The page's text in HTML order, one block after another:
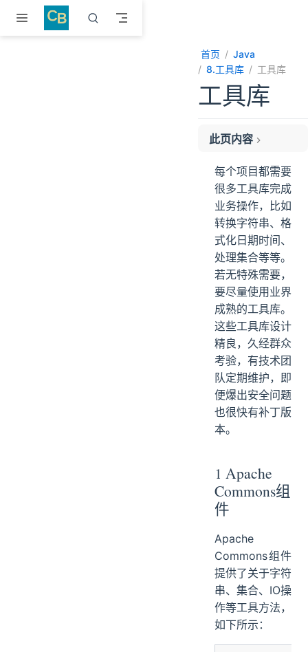
跳至主要內容
首页
Java
8.工具库
工具库
工具库
此页内容
2 Joda-Time
3 Google Guava
7.1 Fastjson2
3 Hutool
4 Lombok
每个项目都需要
很多工具库完成
业务操作，比如
转换字符串、格
式化日期时间、
处理集合等等。
若无特殊需要，
要尽量使用业界
成熟的工具库。
这些工具库设计
精良，久经群众
考验，有技术团
队定期维护，即
便爆出安全问题
也很快有补丁版
本。
1 Apache
Commons组
件
Apache
Commons组件
提供了关于字符
串、集合、IO操
作等工具方法，
如下所示：